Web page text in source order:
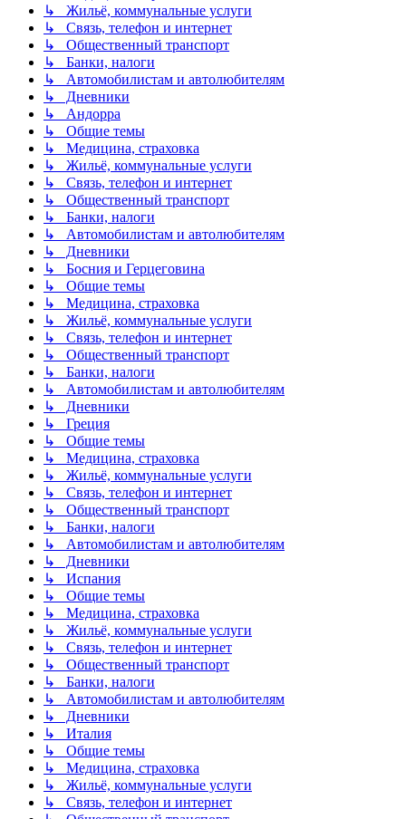
↳ Жильё, коммунальные услуги
↳ Связь, телефон и интернет
↳ Общественный транспорт
↳ Банки, налоги
↳ Автомобилистам и автолюбителям
↳ Дневники
↳ Андорра
↳ Общие темы
↳ Медицина, страховка
↳ Жильё, коммунальные услуги
↳ Связь, телефон и интернет
↳ Общественный транспорт
↳ Банки, налоги
↳ Автомобилистам и автолюбителям
↳ Дневники
↳ Босния и Герцеговина
↳ Общие темы
↳ Медицина, страховка
↳ Жильё, коммунальные услуги
↳ Связь, телефон и интернет
↳ Общественный транспорт
↳ Банки, налоги
↳ Автомобилистам и автолюбителям
↳ Дневники
↳ Греция
↳ Общие темы
↳ Медицина, страховка
↳ Жильё, коммунальные услуги
↳ Связь, телефон и интернет
↳ Общественный транспорт
↳ Банки, налоги
↳ Автомобилистам и автолюбителям
↳ Дневники
↳ Испания
↳ Общие темы
↳ Медицина, страховка
↳ Жильё, коммунальные услуги
↳ Связь, телефон и интернет
↳ Общественный транспорт
↳ Банки, налоги
↳ Автомобилистам и автолюбителям
↳ Дневники
↳ Италия
↳ Общие темы
↳ Медицина, страховка
↳ Жильё, коммунальные услуги
↳ Связь, телефон и интернет